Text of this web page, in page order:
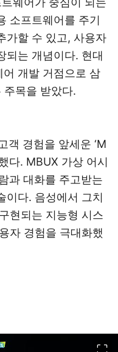
소프트웨어를 주기
가할 수 있고, 사용자
되는 개념이다. 현대
개발 거점으로 삼
주목을 받았다.
객 경험을 앞세운 ‘M
다. MBUX 가상 어시
과 대화를 주고받는
이다. 음성에서 그치
현되는 지능형 시스
자 경험을 극대화했